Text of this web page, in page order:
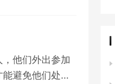
他们外出参加
避免他们处于